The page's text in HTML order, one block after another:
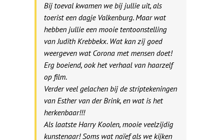
Bij toeval kwamen we bij jullie uit, als
toerist een dagje Valkenburg. Maar wat
hebben jullie een mooie tentoonstelling
van Judith Krebbekx. Wat kan zij goed
weergeven wat Corona met mensen doet!
Erg boeiend, ook het verhaal van haarzelf
op film.
Verder veel gelachen bij de striptekeningen
van Esther van der Brink, en wat is het
herkenbaar!!!
Als laatste Harry Koolen, mooie veelzijdig
kunstenaar! Soms wat naïef als we kijken